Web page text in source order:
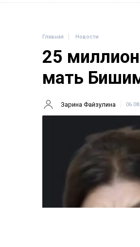
Главная Новости
25
мать
Зарина Файзулина